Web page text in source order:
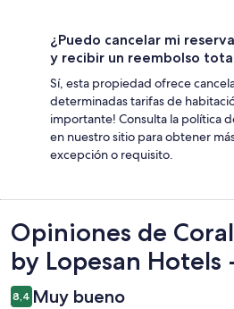
¿Puedo cancelar mi
y recibir un reembolso
Sí, esta propiedad ofrece
determinadas tarifas de
importante! Consulta la política
en nuestro sitio para obtener
excepción o requisito.
Opiniones
Opiniones de
by Lopesan
8,4 Muy bueno